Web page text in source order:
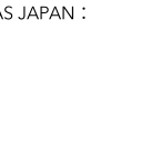
JAPAN：